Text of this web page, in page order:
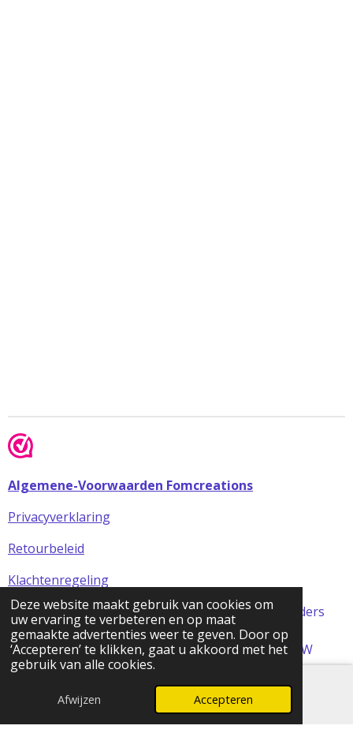
Deze website maakt gebruik van cookies om
uw ervaring te verbeteren en op maat
gemaakte advertenties weer te geven. Door op
‘Accepteren’ te klikken, gaat u akkoord met het
gebruik van alle cookies.
Afwijzen Accepteren
Algemene-Voorwaarden Fomcreations
Privacyverklaring
Retourbeleid
Klachtenregeling
Alle prijzen in de webshop zijn incl BTW (tenzij anders
aangegeven)
© 2024 FOMCreations, KvK Utrecht 70316023 . BTW
NL858256356B01
E-mailadres